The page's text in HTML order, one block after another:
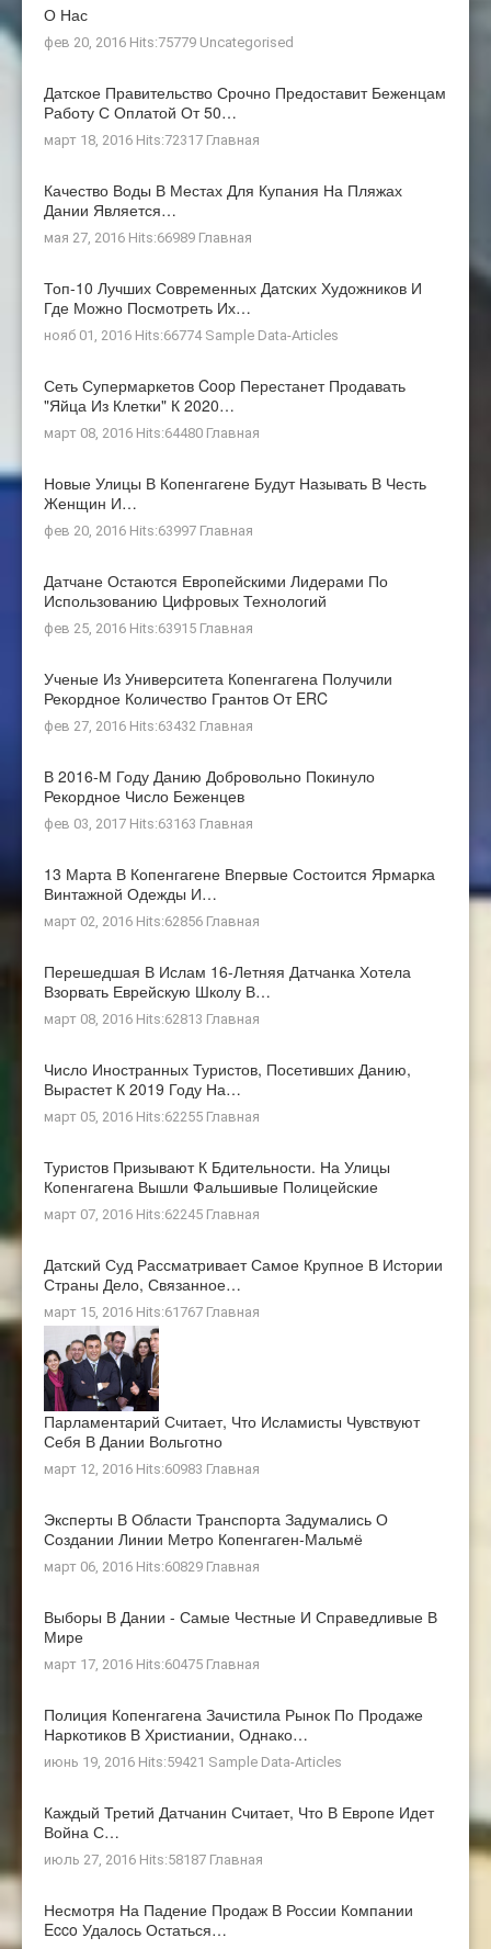
О Нас
фев 20, 2016 Hits:75779 Uncategorised
Датское Правительство Срочно Предоставит Беженцам
Работу С Оплатой От 50…
март 18, 2016 Hits:72317 Главная
Качество Воды В Местах Для Купания На Пляжах
Дании Является…
мая 27, 2016 Hits:66989 Главная
Топ-10 Лучших Современных Датских Художников И
Где Можно Посмотреть Их…
нояб 01, 2016 Hits:66774 Sample Data-Articles
Сеть Супермаркетов Coop Перестанет Продавать
"яйца Из Клетки" К 2020…
март 08, 2016 Hits:64480 Главная
Новые Улицы В Копенгагене Будут Называть В Честь
Женщин И…
фев 20, 2016 Hits:63997 Главная
Датчане Остаются Европейскими Лидерами По
Использованию Цифровых Технологий
фев 25, 2016 Hits:63915 Главная
Ученые Из Университета Копенгагена Получили
Рекордное Количество Грантов От ERC
фев 27, 2016 Hits:63432 Главная
В 2016-М Году Данию Добровольно Покинуло
Рекордное Число Беженцев
фев 03, 2017 Hits:63163 Главная
13 Марта В Копенгагене Впервые Состоится Ярмарка
Винтажной Одежды И…
март 02, 2016 Hits:62856 Главная
Перешедшая В Ислам 16-Летняя Датчанка Хотела
Взорвать Еврейскую Школу В…
март 08, 2016 Hits:62813 Главная
Число Иностранных Туристов, Посетивших Данию,
Вырастет К 2019 Году На…
март 05, 2016 Hits:62255 Главная
Туристов Призывают К Бдительности. На Улицы
Копенгагена Вышли Фальшивые Полицейские
март 07, 2016 Hits:62245 Главная
Датский Суд Рассматривает Самое Крупное В Истории
Страны Дело, Связанное…
март 15, 2016 Hits:61767 Главная
Парламентарий Считает, Что Исламисты Чувствуют
Себя В Дании Вольготно
март 12, 2016 Hits:60983 Главная
Эксперты В Области Транспорта Задумались О
Создании Линии Метро Копенгаген-Мальмё
март 06, 2016 Hits:60829 Главная
Выборы В Дании - Самые Честные И Справедливые В
Мире
март 17, 2016 Hits:60475 Главная
Полиция Копенгагена Зачистила Рынок По Продаже
Наркотиков В Христиании, Однако…
июнь 19, 2016 Hits:59421 Sample Data-Articles
Каждый Третий Датчанин Считает, Что В Европе Идет
Война С…
июль 27, 2016 Hits:58187 Главная
Несмотря На Падение Продаж В России Компании
Ecco Удалось Остаться…